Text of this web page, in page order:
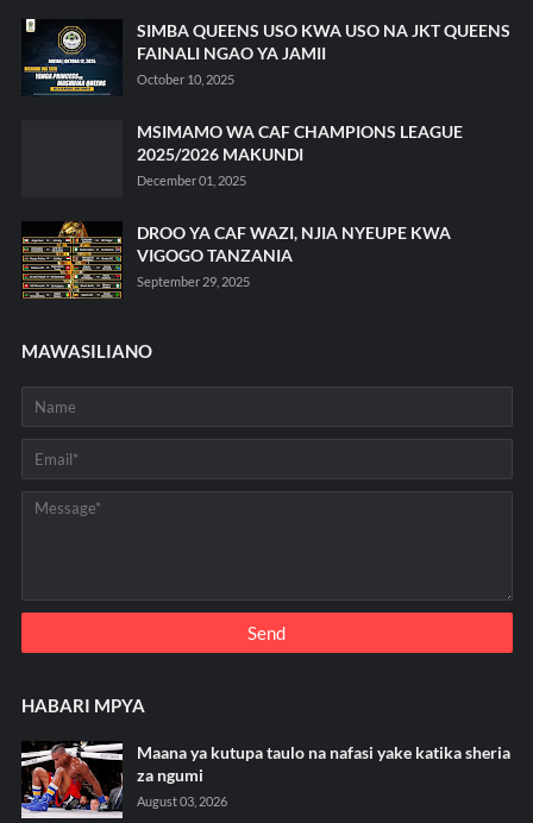
SIMBA QUEENS USO KWA USO NA JKT QUEENS
FAINALI NGAO YA JAMII
October 10, 2025
MSIMAMO WA CAF CHAMPIONS LEAGUE
2025/2026 MAKUNDI
December 01, 2025
DROO YA CAF WAZI, NJIA NYEUPE KWA
VIGOGO TANZANIA
September 29, 2025
MAWASILIANO
HABARI MPYA
Maana ya kutupa taulo na nafasi yake katika sheria
za ngumi
August 03, 2026